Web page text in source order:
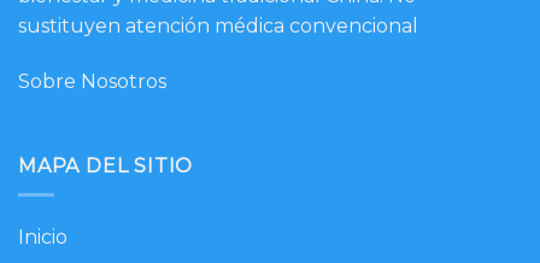
sustituyen atención médica convencional
Sobre Nosotros
MAPA DEL SITIO
Inicio